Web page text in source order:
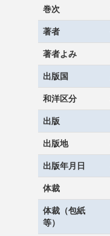
巻次
著者
著者よみ
出版国
和洋区分
出版
出版地
出版年月日
体裁
体裁（包紙
等）